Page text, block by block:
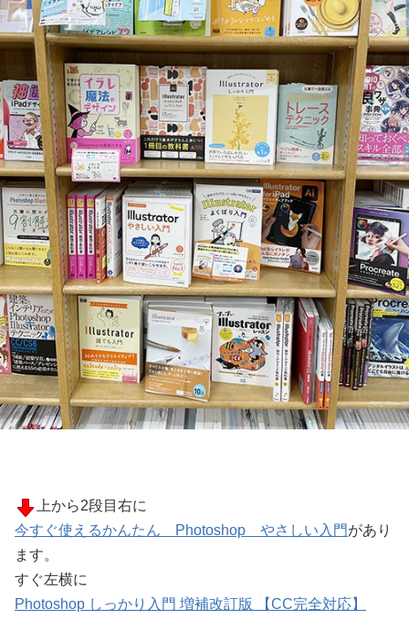
上から2段目右に
今すぐ使えるかんたん Photoshop やさしい入門があり
ます。
すぐ左横に
Photoshop しっかり入門 増補改訂版 【CC完全対応】